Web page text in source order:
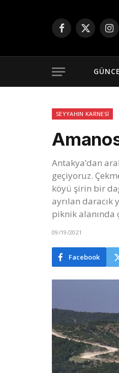
Facebook
X
SEYYAHIN KARNESI
Antakya’dan
geçiyoruz.
köyü şirin bir
ayrılan daracık
piknik alanında
09/19/2021
Facebook